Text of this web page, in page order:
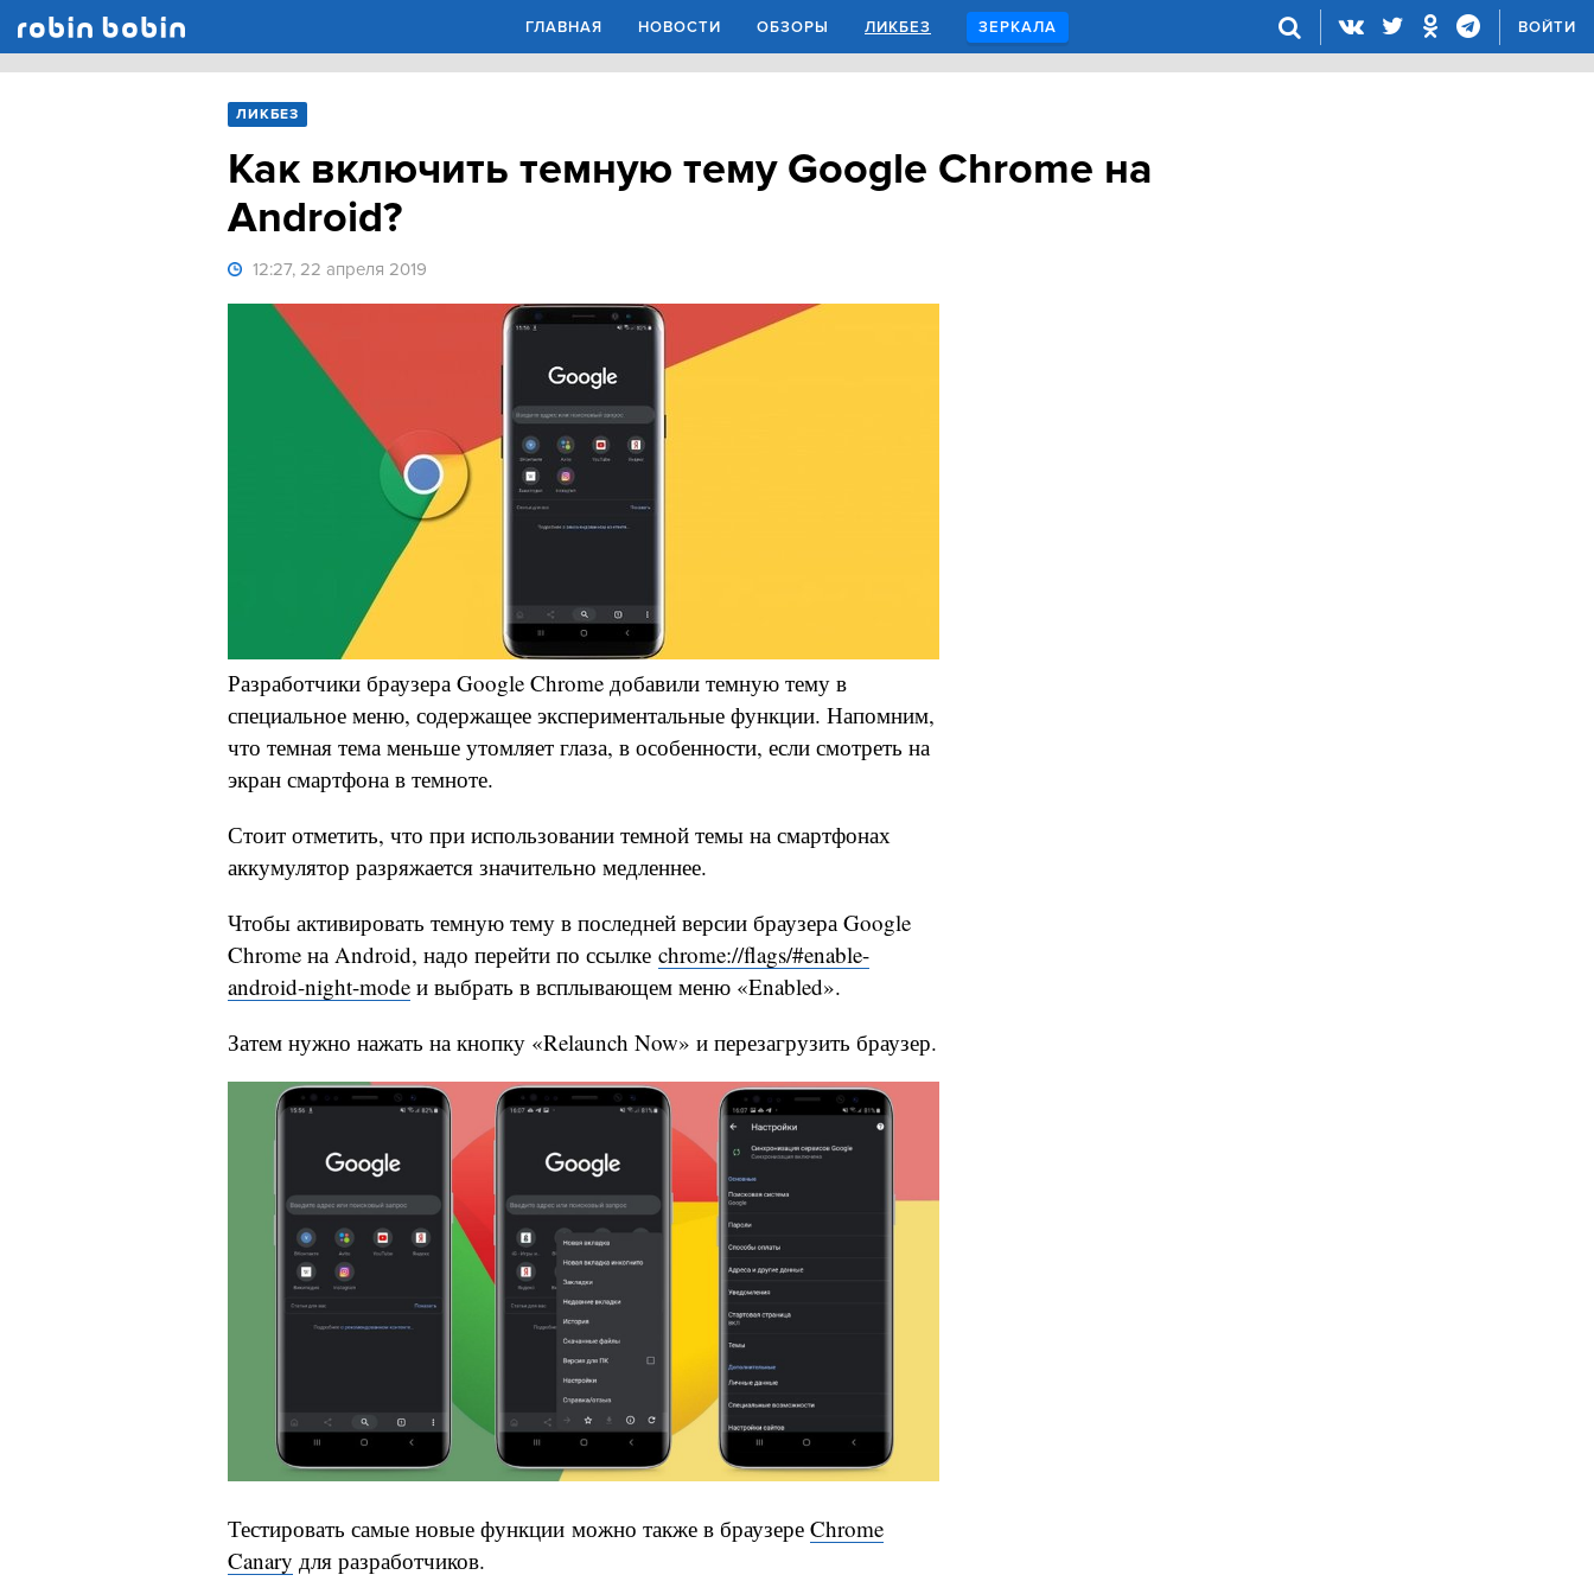
ГЛАВНАЯ НОВОСТИ ОБЗОРЫ ЛИКБЕЗ ЗЕРКАЛА ВОЙТИ
ЛИКБЕЗ
Как включить темную тему Google Chrome на
Android?
12:27, 22 апреля 2019
Разработчики браузера Google Chrome добавили темную тему в
специальное меню, содержащее экспериментальные функции. Напомним,
что темная тема меньше утомляет глаза, в особенности, если смотреть на
экран смартфона в темноте.
Стоит отметить, что при использовании темной темы на смартфонах
аккумулятор разряжается значительно медленнее.
Чтобы активировать темную тему в последней версии браузера Google
Chrome на Android, надо перейти по ссылке chrome://flags/#enable-
android-night-mode и выбрать в всплывающем меню «Enabled».
Затем нужно нажать на кнопку «Relaunch Now» и перезагрузить браузер.
Тестировать самые новые функции можно также в браузере Chrome
Canary для разработчиков.